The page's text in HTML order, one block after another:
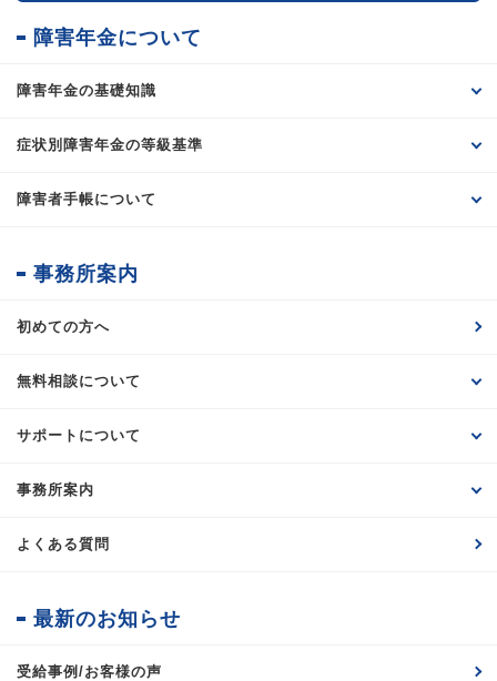
障害年金について
障害年金の基礎知識
症状別障害年金の等級基準
障害者手帳について
事務所案内
初めての方へ
無料相談について
サポートについて
事務所案内
よくある質問
最新のお知らせ
受給事例/お客様の声